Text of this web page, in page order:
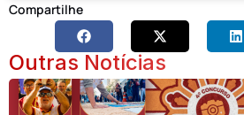
Compartilhe
Outras Notícias